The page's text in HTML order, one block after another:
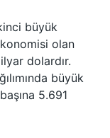
büyük
olan
dolardır.
büyük
5.691